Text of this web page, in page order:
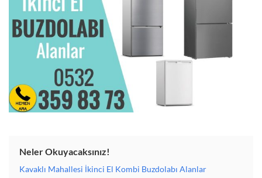
Neler Okuyacaksınız!
Kavaklı Mahallesi İkinci El Kombi Buzdolabı Alanlar